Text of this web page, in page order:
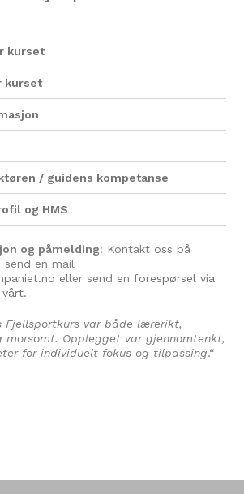
kurset
kurset
/ guidens kompetanse
og HMS
og påmelding: Kontakt oss på
send en mail
eller send enforespørsel via
Fjellsportkurs var både lærerikt,
morsomt. Opplegget var gjennomtenkt,
for individuelt fokus og tilpassing.“